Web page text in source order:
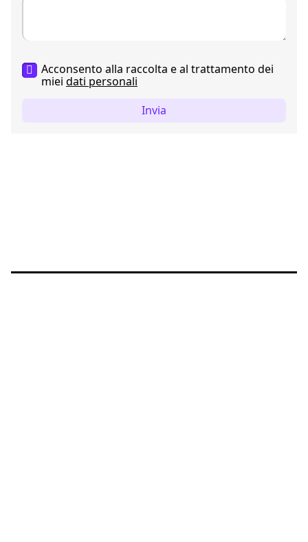
Acconsento alla raccolta e al trattamento dei
miei dati personali
Invia